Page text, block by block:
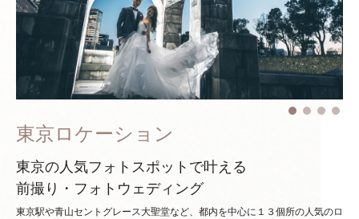
東京ロケーション
東京の人気フォトスポットで叶える
前撮り・フォトウェディング
東京駅や青山セントグレース大聖堂など、都内を中心に１３個所の人気のロ